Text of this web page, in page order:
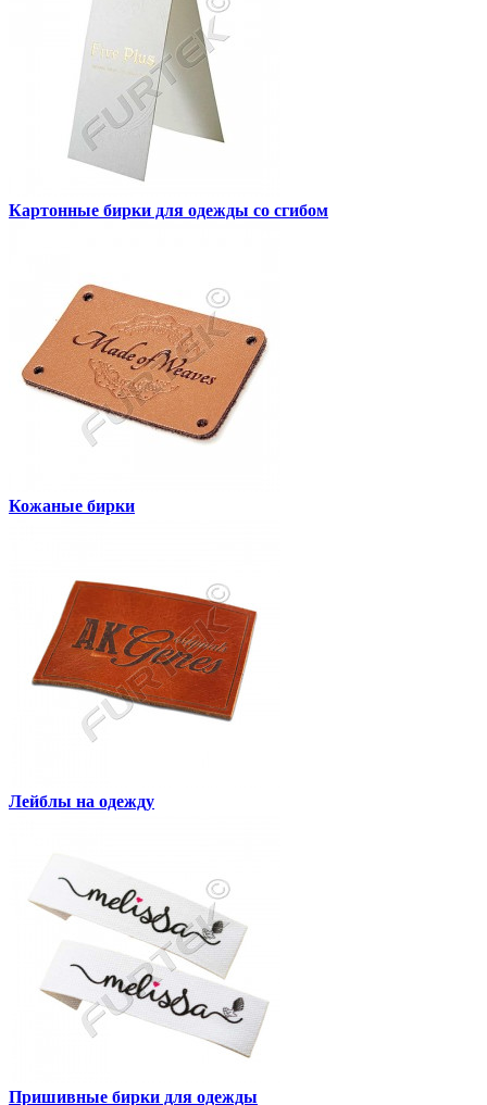
Картонные бирки для одежды со сгибом
Кожаные бирки
Лейблы на одежду
Пришивные бирки для одежды